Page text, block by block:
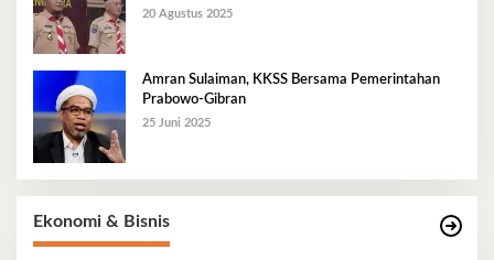
20 Agustus 2025
Amran Sulaiman, KKSS Bersama Pemerintahan
Prabowo-Gibran
25 Juni 2025
Ekonomi & Bisnis